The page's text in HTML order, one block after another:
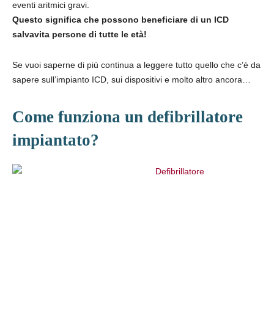
eventi aritmici gravi.
Questo significa che possono beneficiare di un ICD
salvavita persone di tutte le età!
Se vuoi saperne di più continua a leggere tutto quello che c’è da
sapere sull’impianto ICD, sui dispositivi e molto altro ancora…
Come funziona un defibrillatore
impiantato?